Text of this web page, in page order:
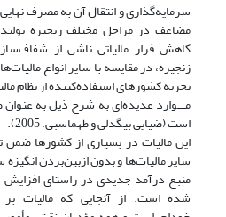
سرمایه‌گذاری و انتقال آن به مصرف
مضاعف در مراحل مختلف زنجیره
کاهش فرار مالیاتی ناشی از
زنجیره، در مقایسه با سایر انواع
تجربه کشورهای استفاده‌کننده از نظام
مـــوارد عدیده‌ای به شرح ذیل به
است (ضیایی بیگدلی و طهماسبی، 2005).
این مالیات در بسیاری از کشورها
سایر مالیات‌ها و بدون ازبین‌بردن
منبع درآمد جدیدی در راستای
شده است. از آنجایی که مالیات